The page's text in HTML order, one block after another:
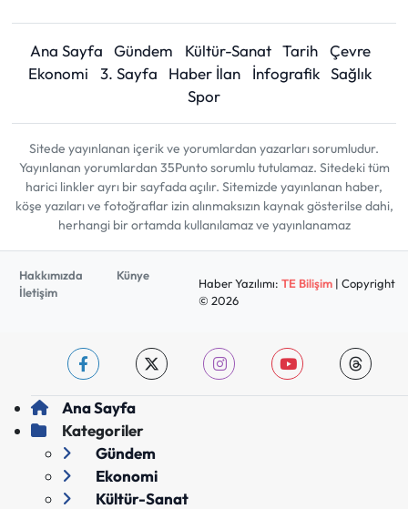
Ana Sayfa Gündem Kültür-Sanat Tarih
Çevre
Ekonomi
3. Sayfa Haber İlan İnfografik Sağlık
Spor
Sitede yayınlanan içerik ve yorumlardan yazarları sorumludur.
Yayınlanan yorumlardan 35Punto sorumlu tutulamaz. Sitedeki tüm
harici linkler ayrı bir sayfada açılır. Sitemizde yayınlanan haber,
köşe yazıları ve fotoğraflar izin alınmaksızın kaynak gösterilse dahi,
herhangi bir ortamda kullanılamaz ve yayınlanamaz
Hakkımızda
Künye
İletişim
Haber Yazılımı: TE Bilişim| Copyright
© 2026
Ana Sayfa
Kategoriler
Gündem
Ekonomi
Kültür-Sanat